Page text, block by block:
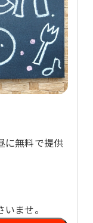
に無料で提供
ませ。